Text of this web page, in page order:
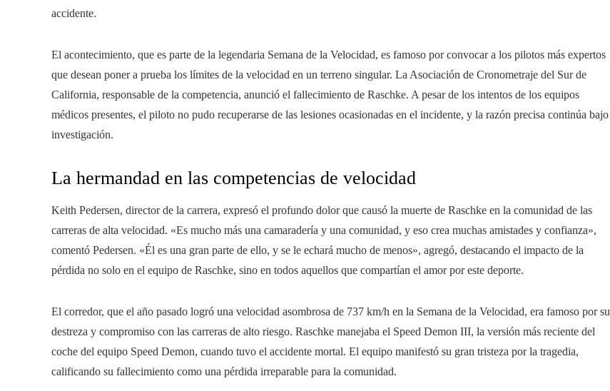
accidente.
El acontecimiento, que es parte de la legendaria Semana de la Velocidad, es famoso por convocar a los pilotos más expertos
que desean poner a prueba los límites de la velocidad en un terreno singular. La Asociación de Cronometraje del Sur de
California, responsable de la competencia, anunció el fallecimiento de Raschke. A pesar de los intentos de los equipos
médicos presentes, el piloto no pudo recuperarse de las lesiones ocasionadas en el incidente, y la razón precisa continúa bajo
investigación.
La hermandad en las competencias de velocidad
Keith Pedersen, director de la carrera, expresó el profundo dolor que causó la muerte de Raschke en la comunidad de las
carreras de alta velocidad. «Es mucho más una camaradería y una comunidad, y eso crea muchas amistades y confianza»,
comentó Pedersen. «Él es una gran parte de ello, y se le echará mucho de menos», agregó, destacando el impacto de la
pérdida no solo en el equipo de Raschke, sino en todos aquellos que compartían el amor por este deporte.
El corredor, que el año pasado logró una velocidad asombrosa de 737 km/h en la Semana de la Velocidad, era famoso por su
destreza y compromiso con las carreras de alto riesgo. Raschke manejaba el Speed Demon III, la versión más reciente del
coche del equipo Speed Demon, cuando tuvo el accidente mortal. El equipo manifestó su gran tristeza por la tragedia,
calificando su fallecimiento como una pérdida irreparable para la comunidad.